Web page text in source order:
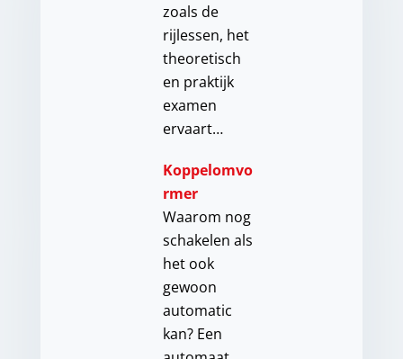
zoals de
rijlessen, het
theoretisch
en praktijk
examen
ervaart…
Koppelomvo
rmer
Waarom nog
schakelen als
het ook
gewoon
automatic
kan? Een